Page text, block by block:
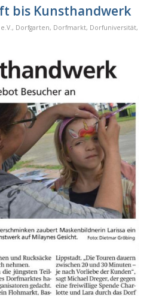
bis Kunsthandwerk
, Dorfgarten, Dorfmarkt, Dorfuniversität,